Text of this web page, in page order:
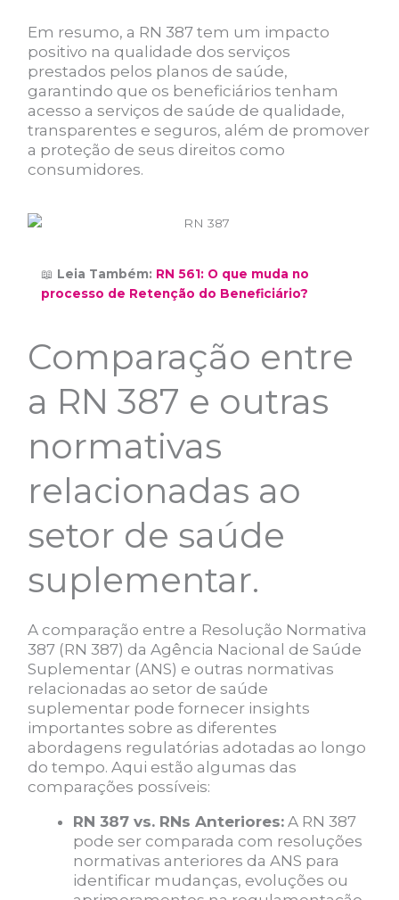
Em resumo, a RN 387 tem um impacto
positivo na qualidade dos serviços
prestados pelos planos de saúde,
garantindo que os beneficiários tenham
acesso a serviços de saúde de qualidade,
transparentes e seguros, além de promover
a proteção de seus direitos como
consumidores.
📖 Leia Também: RN 561: O que muda no
processo de Retenção do Beneficiário?
Comparação entre
a RN 387 e outras
normativas
relacionadas ao
setor de saúde
suplementar.
A comparação entre a Resolução Normativa
387 (RN 387) da Agência Nacional de Saúde
Suplementar (ANS) e outras normativas
relacionadas ao setor de saúde
suplementar pode fornecer insights
importantes sobre as diferentes
abordagens regulatórias adotadas ao longo
do tempo. Aqui estão algumas das
comparações possíveis:
RN 387 vs. RNs Anteriores: A RN 387
pode ser comparada com resoluções
normativas anteriores da ANS para
identificar mudanças, evoluções ou